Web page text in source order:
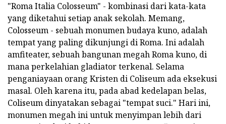
"Roma Italia Colosseum" - kombinasi dari kata-kata
yang diketahui setiap anak sekolah. Memang,
Colosseum - sebuah monumen budaya kuno, adalah
tempat yang paling dikunjungi di Roma. Ini adalah
amfiteater, sebuah bangunan megah Roma kuno, di
mana perkelahian gladiator terkenal. Selama
penganiayaan orang Kristen di Coliseum ada eksekusi
masal. Oleh karena itu, pada abad kedelapan belas,
Coliseum dinyatakan sebagai "tempat suci." Hari ini,
monumen megah ini untuk menyimpan lebih dari